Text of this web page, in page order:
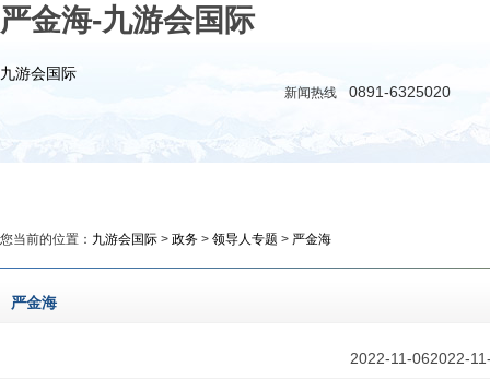
严金海-九游会国际
九游会国际
新闻热线 0891-6325020
您当前的位置： 九游会国际 > 政务 > 领导人专题 > 严金海
严金海
2022-
2022-11-06